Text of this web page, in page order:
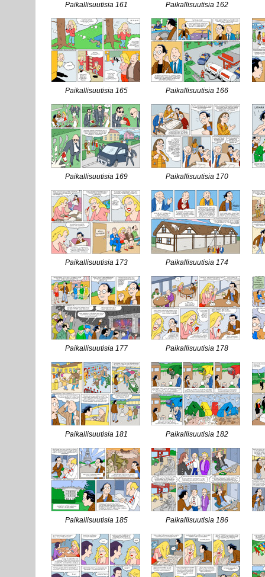
Paikallisuutisia 161 Paikallisuutisia 162
Paikallisuutisia 165 Paikallisuutisia 166
Paikallisuutisia 169 Paikallisuutisia 170
Paikallisuutisia 173 Paikallisuutisia 174
Paikallisuutisia 177 Paikallisuutisia 178
Paikallisuutisia 181 Paikallisuutisia 182
Paikallisuutisia 185 Paikallisuutisia 186